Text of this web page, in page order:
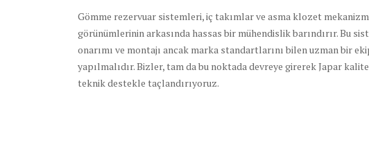
Gömme rezervuar sistemleri, iç takımlar ve asma klozet
görünümlerinin arkasında hassas bir mühendislik barındırır. Bu
onarımı ve montajı ancak marka standartlarını bilen uzman bir
yapılmalıdır. Bizler, tam da bu noktada devreye girerek Japar
teknik destekle taçlandırıyoruz.